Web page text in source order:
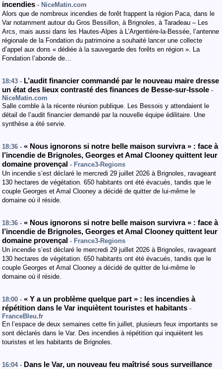
incendies - NiceMatin.com
Alors que de nombreux incendies de forêt frappent la région Paca, dans le
Var notamment autour du Gros Bessillon, à Brignoles, à Taradeau – Les
Arcs, mais aussi dans les Hautes-Alpes à L’Argentière-la-Bessée, l’antenne
régionale de la Fondation du patrimoine a souhaité lancer une collecte
d’appel aux dons « dédiée à la sauvegarde des forêts en région ». La
Fondation l’abonde de…
18:43 - L’audit financier commandé par le nouveau maire dresse
un état des lieux contrasté des finances de Besse-sur-Issole -
NiceMatin.com
Salle comble à la récente réunion publique. Les Bessois y attendaient le
détail de l’audit financier demandé par la nouvelle équipe édilitaire. Une
synthèse a été servie.
18:36 - « Nous ignorons si notre belle maison survivra » : face à
l’incendie de Brignoles, Georges et Amal Clooney quittent leur
domaine provençal - France3-Regions
Un incendie s’est déclaré le mercredi 29 juillet 2026 à Brignoles, ravageant
130 hectares de végétation. 650 habitants ont été évacués, tandis que le
couple Georges et Amal Clooney a décidé de quitter de lui-même le
domaine où il réside.
18:36 - « Nous ignorons si notre belle maison survivra » : face à
l’incendie de Brignoles, Georges et Amal Clooney quittent leur
domaine provençal - France3-Regions
Un incendie s’est déclaré le mercredi 29 juillet 2026 à Brignoles, ravageant
130 hectares de végétation. 650 habitants ont été évacués, tandis que le
couple Georges et Amal Clooney a décidé de quitter de lui-même le
domaine où il réside.
18:00 - « Y a un problème quelque part » : les incendies à
répétition dans le Var inquiètent touristes et habitants -
FranceBleu.fr
En l’espace de deux semaines cette fin juillet, plusieurs feux importants se
sont déclarés dans le Var. Des incendies à répétition qui inquiètent les
touristes et les habitants de Brignoles.
16:04 - Dans le Var, un nouveau feu maîtrisé sous surveillance